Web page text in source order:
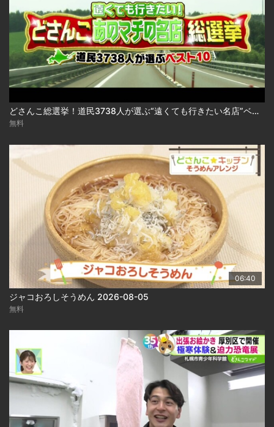
どさんこ総選挙！道民3738人が選ぶ“遠くても行きたい名店”ベスト10 2026-08-06
無料
06:40
ジャコおろしそうめん 2026-08-05
無料